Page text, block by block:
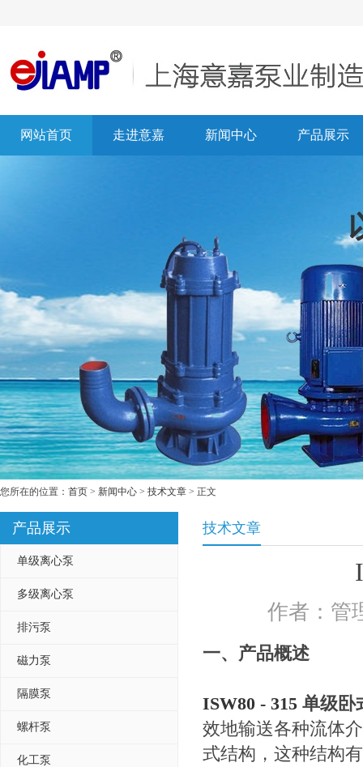
网站首页 走进意嘉 新闻中心 产品展示
您所在的位置： 首页 > 新闻中心 > 技术文章 > 正文
产品展示
单级离心泵
多级离心泵
排污泵
磁力泵
隔膜泵
螺杆泵
化工泵
技术文章
作者：
一、产品概述
ISW80 - 315 单级卧
效地输送各种流体
式结构，这种结构